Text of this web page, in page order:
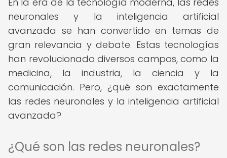
neuronales y la inteligencia artificial
avanzada se han convertido en temas de
gran relevancia y debate. Estas tecnologías
han revolucionado diversos campos, como la
medicina, la industria, la ciencia y la
comunicación. Pero, ¿qué son exactamente
las redes neuronales y la inteligencia artificial
avanzada?
¿Qué son las redes neuronales?